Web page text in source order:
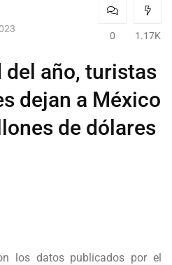
0 1.17K
del año, turistas
dejan a México
de dólares
los datos publicados por el